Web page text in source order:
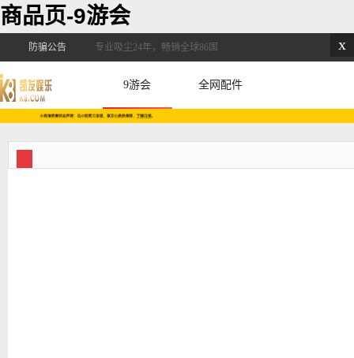
商品页-9游会
x
防骗公告 专业吸尘24年，畅销全球86国
9游会 全网配件